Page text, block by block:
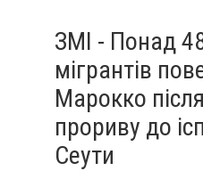
ЗМІ - Понад
мігрантів
Марокко
прориву до
Сеути